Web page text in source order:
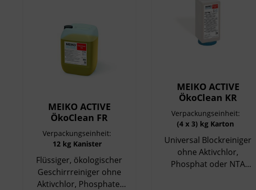
MEIKO ACTIVE
ÖkoClean FR
Verpackungseinheit:
12 kg Kanister
Flüssiger, ökologischer
Geschirrreiniger ohne
Aktivchlor, Phosphate,
MEIKO ACTIVE
ÖkoClean KR
Verpackungseinheit:
(4 x 3) kg Karton
Universal Blockreiniger
ohne Aktivchlor,
Phosphat oder NTA